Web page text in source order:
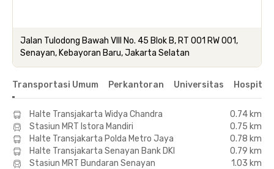
Jalan Tulodong Bawah VIII No. 45 Blok B, RT 001 RW 001,
Senayan, Kebayoran Baru, Jakarta Selatan
Transportasi Umum Perkantoran Universitas Hospital
Halte Transjakarta Widya Chandra
0.74 km
Stasiun MRT Istora Mandiri
0.75 km
Halte Transjakarta Polda Metro Jaya
0.78 km
Halte Transjakarta Senayan Bank DKI
0.79 km
Stasiun MRT Bundaran Senayan
1.03 km